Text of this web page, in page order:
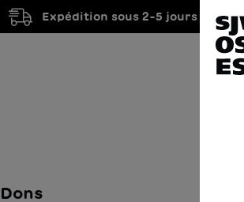
Expédition sous 2-5 jours ouvrés
Dons